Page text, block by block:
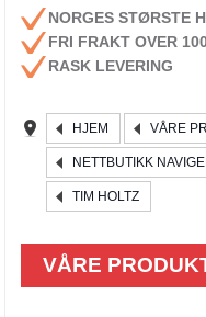
NORGES STØRSTE
FRI FRAKT OVER
RASK LEVERING
HJEM VÅRE
NETTBUTIKK
TIM HOLTZ
VÅRE